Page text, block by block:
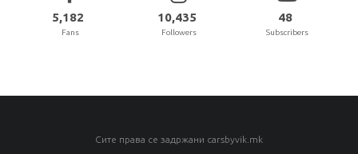
5,182
Fans
10,435
Followers
48
Subscribers
Сите права се задржани carsbyvik.mk